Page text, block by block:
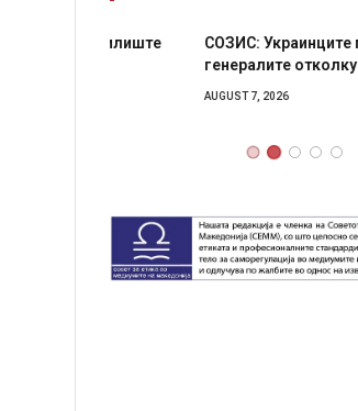
СОЗИС: Украинците повеќе им
генералите отколку на Зеленски